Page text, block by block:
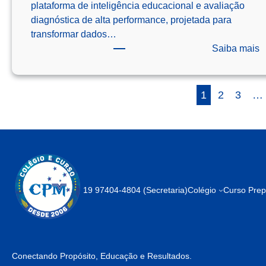
plataforma de inteligência educacional e avaliação
diagnóstica de alta performance, projetada para
transformar dados…
Saiba mais:
–
1 2 3 …
19 97404-4804 (Secretaria)Colégio Curso
Conectando Propósito, Educação e Resultados.